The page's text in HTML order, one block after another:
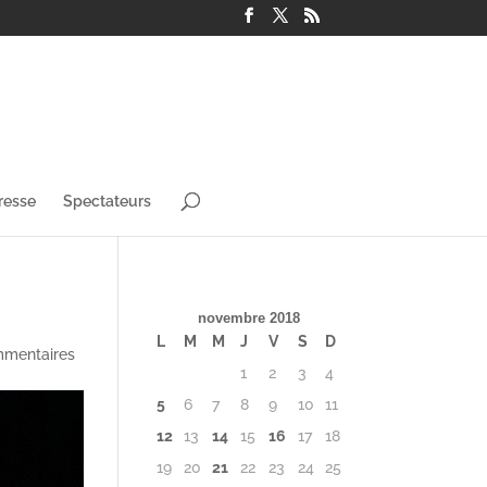
Spectateurs
novembre 2018
L M M J V S
D
1
2 3
4
5
6 7 8 9 10
11
12
13 14 15 16 17
18
19
20 21 22 23 24 25